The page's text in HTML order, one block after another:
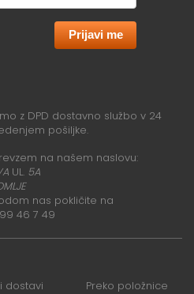
Prijavi me
z DPD dostavno službo v 24
pošiljke.
na našem naslovu:
UL. 5A
nas pokličite na
46 7 49
dostavi Preko položnice